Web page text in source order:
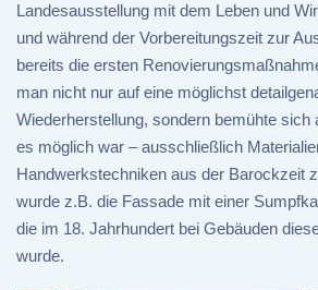
Landesausstellung mit dem Leben und
und während der Vorbereitungszeit zur
bereits die ersten
man nicht nur auf eine möglichst
Wiederherstellung, sondern bemühte sich
es möglich war – ausschließlich
Handwerkstechniken aus der Barockzeit
wurde z.B. die Fassade mit einer
die im 18. Jahrhundert bei Gebäuden
wurde.